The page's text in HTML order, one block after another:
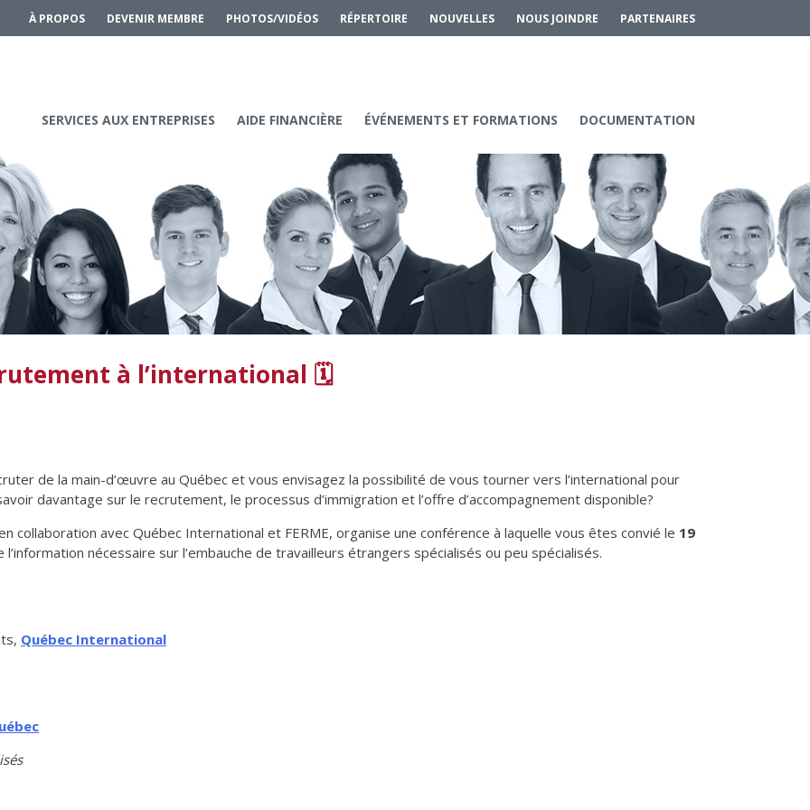
À PROPOS DEVENIR MEMBRE PHOTOS/VIDÉOS RÉPERTOIRE NOUVELLES NOUS JOINDRE PARTENAIRES
SERVICES AUX ENTREPRISES AIDE FINANCIÈRE ÉVÉNEMENTS ET FORMATIONS DOCUMENTATION
à l’international 🗓
de la main-d’œuvre au Québec et vous envisagez la possibilité de vous tourner vers l’international pour
davantage sur le recrutement, le processus d’immigration et l’offre d’accompagnement disponible?
collaboration avec Québec International et FERME, organise une conférence à laquelle vous êtes convié le 19
nécessaire sur l’embauche de travailleurs étrangers spécialisés ou peu spécialisés.
Québec International